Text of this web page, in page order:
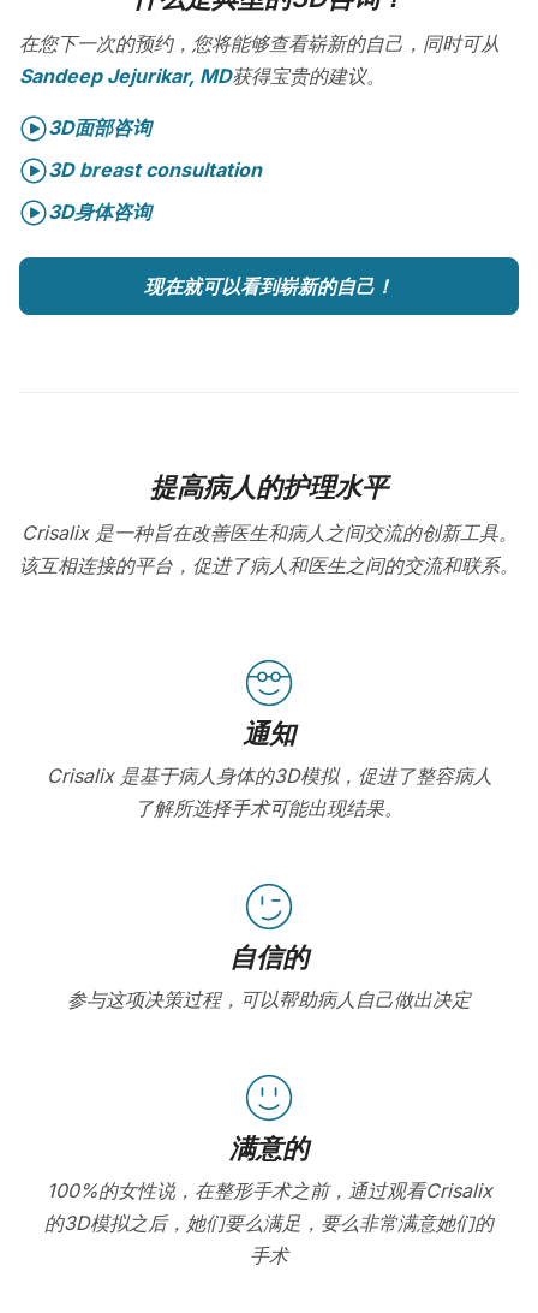
在您下一次的预约，您将能够查看崭新的自己，同时可从
Sandeep Jejurikar, MD获得宝贵的建议。
3D面部咨询
3D breast consultation
3D身体咨询
现在就可以看到崭新的自己！
提高病人的护理水平
Crisalix 是一种旨在改善医生和病人之间交流的创新工具。
该互相连接的平台，促进了病人和医生之间的交流和联系。
通知
Crisalix 是基于病人身体的3D模拟，促进了整容病人
了解所选择手术可能出现结果。
自信的
参与这项决策过程，可以帮助病人自己做出决定
满意的
100%的女性说，在整形手术之前，通过观看Crisalix
的3D模拟之后，她们要么满足，要么非常满意她们的
手术